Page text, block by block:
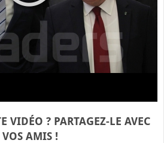
VIDÉO ? PARTAGEZ-LE AVEC
VOS AMIS !